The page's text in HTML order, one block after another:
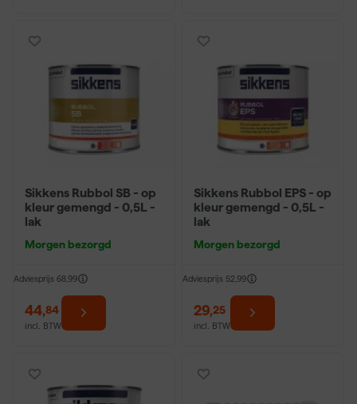
Sikkens Rubbol SB - op
kleur gemengd - 0,5L -
lak
Morgen bezorgd
Adviesprijs 68,99
44,84
incl. BTW
Sikkens Rubbol EPS - op
kleur gemengd - 0,5L -
lak
Morgen bezorgd
Adviesprijs 52,99
29,25
incl. BTW